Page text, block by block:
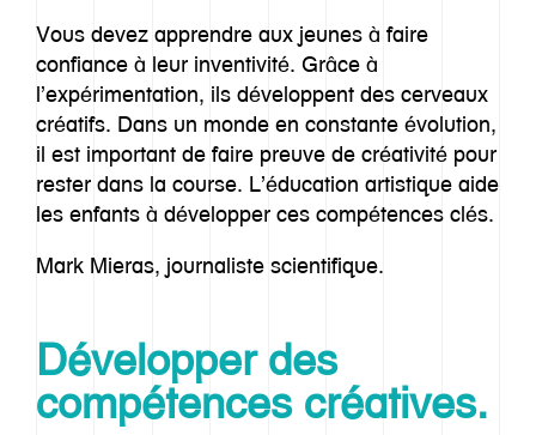
Vous devez apprendre aux jeunes à faire
confiance à leur inventivité. Grâce à
l’expérimentation, ils développent des cerveaux
créatifs. Dans un monde en constante évolution,
il est important de faire preuve de créativité pour
rester dans la course. L’éducation artistique aide
les enfants à développer ces compétences clés.
Mark Mieras, journaliste scientifique.
Développer des
compétences créatives.